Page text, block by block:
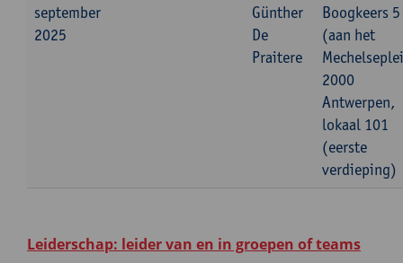
september
2025
Günther
De
Praitere
Boogkeers 5
(aan het
2000
Antwerpen,
lokaal 101
(eerste
verdieping)
Leiderschap: leider van en in groepen of teams